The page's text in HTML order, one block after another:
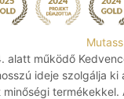
alatt működő
ideje szolgálja ki
termékekkel.